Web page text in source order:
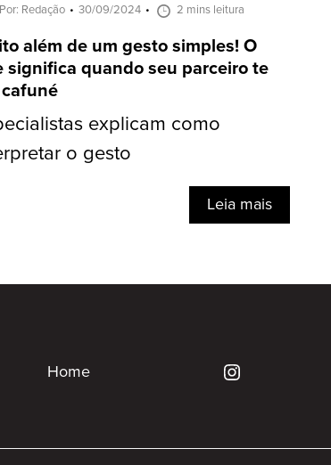
Por: Redação 30/09/2024 2 mins leitura
além de um gesto simples! O
significa quando seu parceiro te
explicam como
o gesto
Leia mais
Home